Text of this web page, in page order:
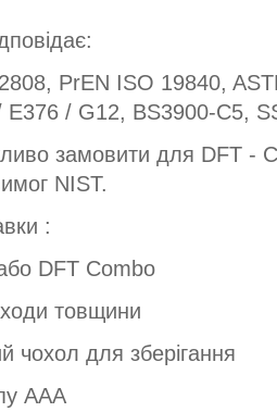
PrEN ISO 19840,
/ G12, BS3900-C5,
замовити для DFT -
NIST.
:
DFT Combo
товщини
чохол для зберігання
ААА